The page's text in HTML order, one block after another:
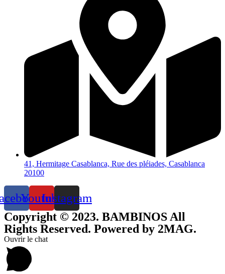
41, Hermitage Casablanca, Rue des pléiades, Casablanca
20100
YoutubeInstagram
Copyright © 2023. BAMBINOS All
Rights Reserved. Powered by 2MAG.
Ouvrir le chat